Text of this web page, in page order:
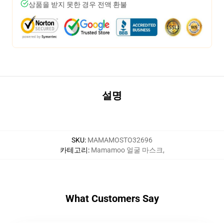
상품을 받지 못한 경우 전액 환불
설명
SKU: MAMAMOSTO32696
카테고리: Mamamoo 얼굴 마스크,
What Customers Say